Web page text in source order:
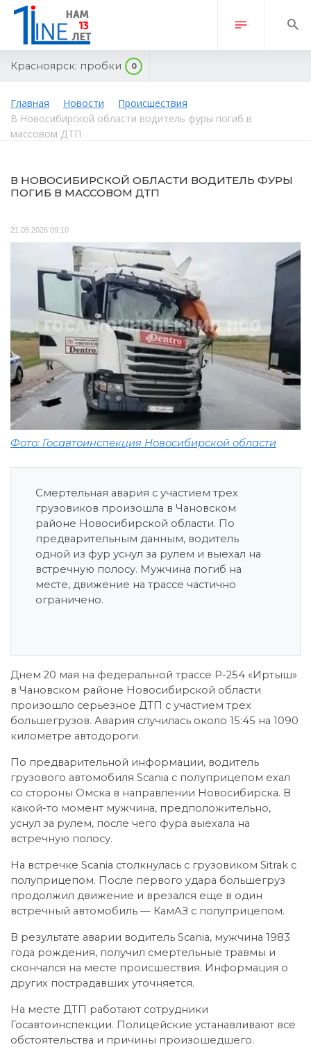
Красноярск: пробки 0
Главная Новости
Происшествия
В Новосибирской области водитель фуры погиб в
массовом ДТП
В НОВОСИБИРСКОЙ ОБЛАСТИ ВОДИТЕЛЬ ФУРЫ
ПОГИБ В МАССОВОМ ДТП
21.05.2026 09:10
Фото: Госавтоинспекция Новосибирской области
Смертельная авария с участием трех
грузовиков произошла в Чановском
районе Новосибирской области. По
предварительным данным, водитель
одной из фур уснул за рулем и выехал на
встречную полосу. Мужчина погиб на
месте, движение на трассе частично
ограничено.
Днем 20 мая на федеральной трассе Р-254 «Иртыш»
в Чановском районе Новосибирской области
произошло серьезное ДТП с участием трех
большегрузов. Авария случилась около 15:45 на 1090
километре автодороги.
По предварительной информации, водитель
грузового автомобиля Scania с полуприцепом ехал
со стороны Омска в направлении Новосибирска. В
какой-то момент мужчина, предположительно,
уснул за рулем, после чего фура выехала на
встречную полосу.
На встречке Scania столкнулась с грузовиком Sitrak с
полуприцепом. После первого удара большегруз
продолжил движение и врезался еще в один
встречный автомобиль — КамАЗ с полуприцепом.
В результате аварии водитель Scania, мужчина 1983
года рождения, получил смертельные травмы и
скончался на месте происшествия. Информация о
других пострадавших уточняется.
На месте ДТП работают сотрудники
Госавтоинспекции. Полицейские устанавливают все
обстоятельства и причины произошедшего.